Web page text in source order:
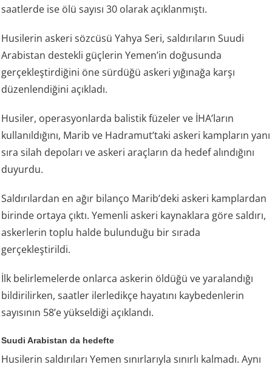
saatlerde ise ölü sayısı 30 olarak açıklanmıştı.
Husilerin askeri sözcüsü Yahya Seri, saldırıların Suudi
Arabistan destekli güçlerin Yemen’in doğusunda
gerçekleştirdiğini öne sürdüğü askeri yığınağa karşı
düzenlendiğini açıkladı.
Husiler, operasyonlarda balistik füzeler ve İHA’ların
kullanıldığını, Marib ve Hadramut’taki askeri kampların yanı
sıra silah depoları ve askeri araçların da hedef alındığını
duyurdu.
Saldırılardan en ağır bilanço Marib’deki askeri kamplardan
birinde ortaya çıktı. Yemenli askeri kaynaklara göre saldırı,
askerlerin toplu halde bulunduğu bir sırada
gerçekleştirildi.
İlk belirlemelerde onlarca askerin öldüğü ve yaralandığı
bildirilirken, saatler ilerledikçe hayatını kaybedenlerin
sayısının 58’e yükseldiği açıklandı.
Suudi Arabistan da hedefte
Husilerin saldırıları Yemen sınırlarıyla sınırlı kalmadı. Aynı